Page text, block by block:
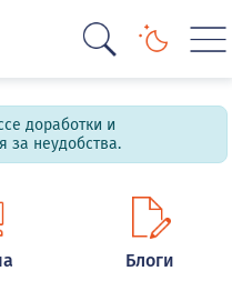
доработки и
за неудобства.
Блоги